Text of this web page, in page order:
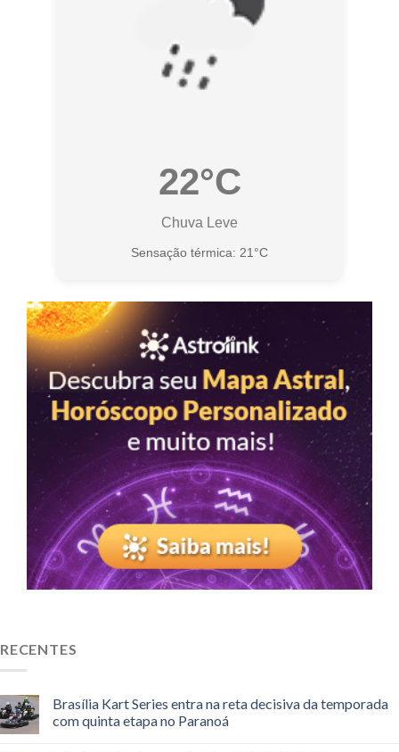
22°C
Chuva Leve
Sensação térmica: 21°C
RECENTES
Brasília Kart Series entra na reta decisiva da temporada
com quinta etapa no Paranoá